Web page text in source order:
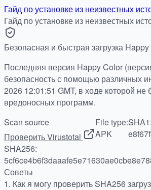
Гайд по установке из неизвестных
Гайд по установке из неизвестных
Безопасная и быстрая загрузка
Последняя версия Happy Color
безопасность с помощью различных
2026 12:01:51 GMT, в ходе которой
вредоносных программ.
Scan source
Проверить Virustotal
File type:
APK
SHA1:
SHA256:
Советы
1. Как я могу проверить SHA256